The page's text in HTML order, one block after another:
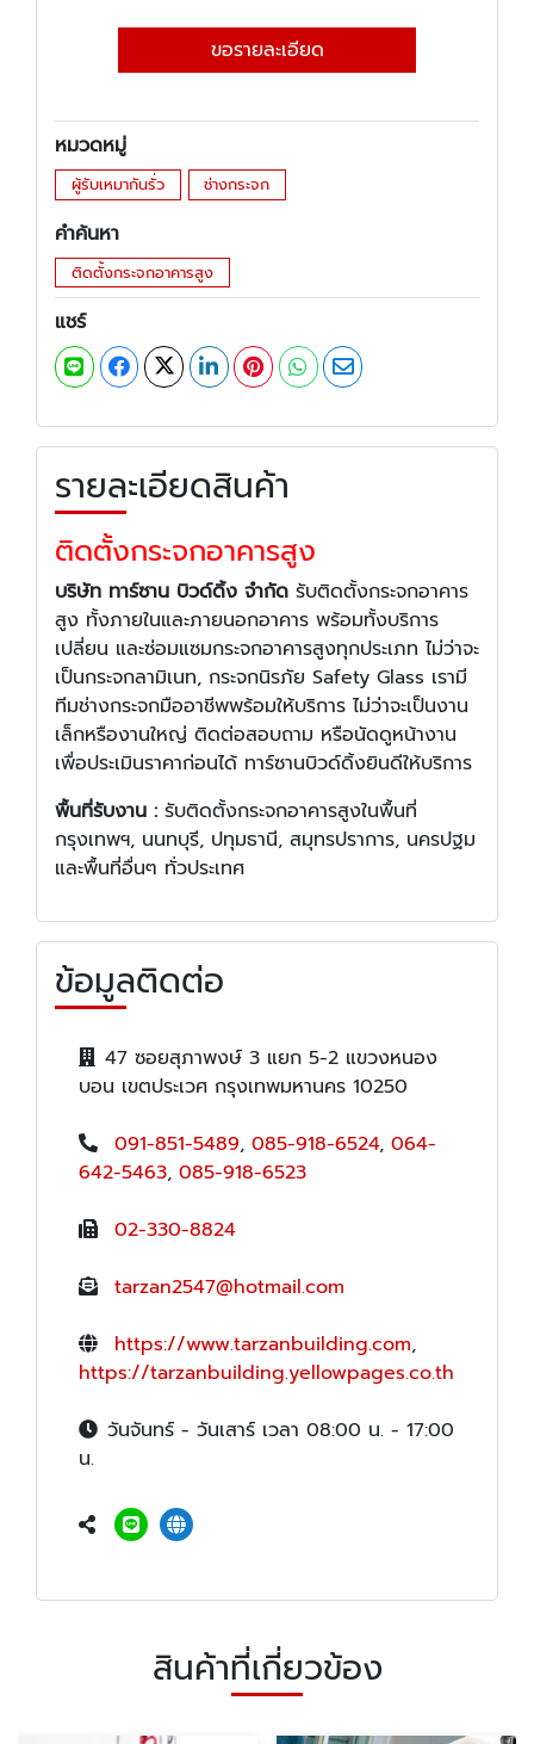
ขอรายละเอียด
หมวดหมู่
ผู้รับเหมากันรั่ว ช่างกระจก
คำค้นหา
ติดตั้งกระจกอาคารสูง
แชร์
รายละเอียดสินค้า
ติดตั้งกระจกอาคารสูง
บริษัท ทาร์ซาน บิวด์ดิ้ง จำกัด รับติดตั้งกระจกอาคาร
สูง ทั้งภายในและภายนอกอาคาร พร้อมทั้งบริการ
เปลี่ยน และซ่อมแซมกระจกอาคารสูงทุกประเภท ไม่ว่าจะ
เป็นกระจกลามิเนท, กระจกนิรภัย Safety Glass เรามี
ทีมช่างกระจกมืออาชีพพร้อมให้บริการ ไม่ว่าจะเป็นงาน
เล็กหรืองานใหญ่ ติดต่อสอบถาม หรือนัดดูหน้างาน
เพื่อประเมินราคาก่อนได้ ทาร์ซานบิวด์ดิ้งยินดีให้บริการ
พื้นที่รับงาน : รับติดตั้งกระจกอาคารสูงในพื้นที่
กรุงเทพฯ, นนทบุรี, ปทุมธานี, สมุทรปราการ, นครปฐม
และพื้นที่อื่นๆ ทั่วประเทศ
ข้อมูลติดต่อ
47 ซอยสุภาพงษ์ 3 แยก 5-2 แขวงหนอง
บอน เขตประเวศ กรุงเทพมหานคร 10250
091-851-5489, 085-918-6524, 064-
642-5463, 085-918-6523
02-330-8824
tarzan2547@hotmail.com
https://www.tarzanbuilding.com,
https://tarzanbuilding.yellowpages.co.th
วันจันทร์ - วันเสาร์ เวลา 08:00 น. - 17:00
น.
สินค้าที่เกี่ยวข้อง